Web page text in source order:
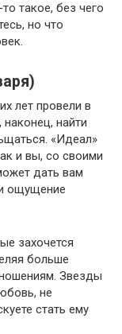
такое, без чего
но что
лет провели в
наконец, найти
«Идеал»
и вы, со своими
дать вам
ощущение
захочется
больше
Звезды
не
стать ему